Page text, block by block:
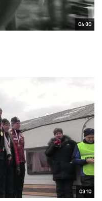
04:30
03:10